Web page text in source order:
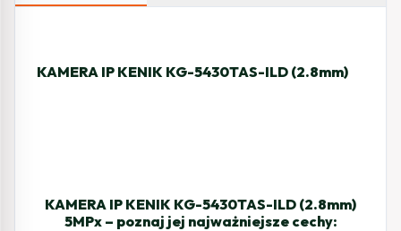
KAMERA IP KENIK KG-5430TAS-ILD (2.8mm)
KAMERA IP KENIK KG-5430TAS-ILD (2.8mm)
5MPx – poznaj jej najważniejsze cechy: